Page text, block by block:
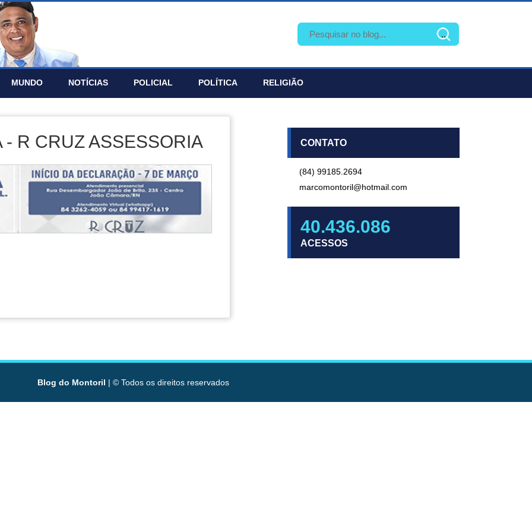
MUNDO NOTÍ­CIAS POLICIAL POLÍTICA RELIGIÃO
R CRUZ ASSESSORIA CONTATO
(84) 99185.2694
marcomontoril@hotmail.com
40.436.086
ACESSOS
Blog do Montoril | © Todos os direitos reservados